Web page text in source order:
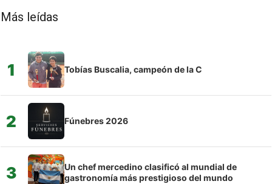
Más leídas
1 Tobías Buscalia, campeón de la C
2 Fúnebres 2026
3
Un chef mercedino clasificó al mundial de
gastronomía más prestigioso del mundo